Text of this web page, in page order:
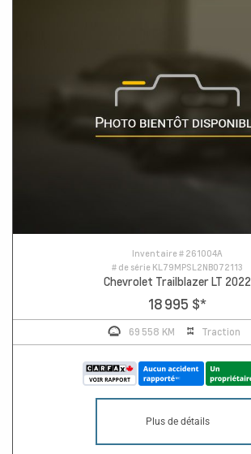
Inventaire # 261004A
# de série KL79MPSL2NB072113
Chevrolet Trailblazer LT 2022
18 995 $*
69 558 KM Traction
Plus de détails